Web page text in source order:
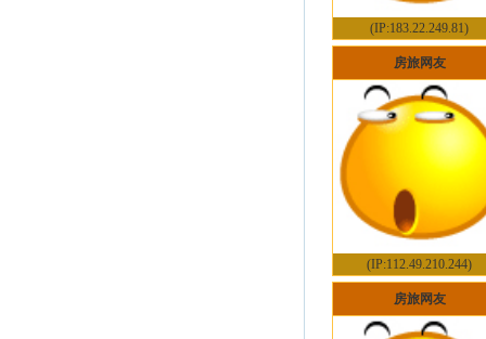
(IP:183.22.249.81)
房旅网友
(IP:112.49.210.244)
房旅网友